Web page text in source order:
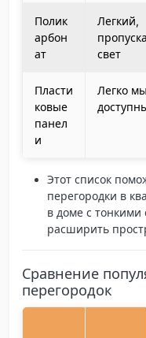
Полик
арбон
ат
Легкий,
свет
Пласти
ковые
панел
и
Легко
Этот список
перегородки в
в доме с тонкими
расширить
Сравнение
перегородок